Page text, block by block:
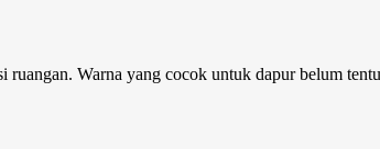
Warna yang cocok untuk dapur belum